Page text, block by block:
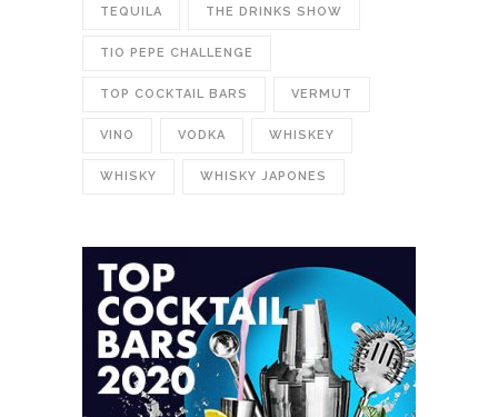
TEQUILA THE DRINKS SHOW
TIO PEPE CHALLENGE
TOP COCKTAIL BARS VERMUT
VINO VODKA WHISKEY
WHISKY WHISKY JAPONES